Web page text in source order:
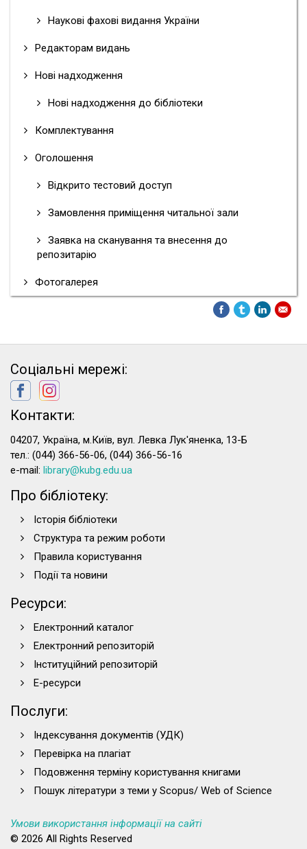
Наукові фахові видання України
Редакторам видань
Нові надходження
Нові надходження до бібліотеки
Комплектування
Оголошення
Відкрито тестовий доступ
Замовлення приміщення читальної зали
Заявка на сканування та внесення до
репозитарію
Фотогалерея
Соціальні мережі:
Контакти:
04207, Україна, м.Київ, вул. Левка Лук'яненка, 13-Б
тел.: (044) 366-56-06, (044) 366-56-16
e-mail: library@kubg.edu.ua
Про бібліотеку:
Історія бібліотеки
Структура та режим роботи
Правила користування
Події та новини
Ресурси:
Електронний каталог
Електронний репозиторій
Інституційний репозиторій
Е-ресурси
Послуги:
Індексування документів (УДК)
Перевірка на плагіат
Подовження терміну користування книгами
Пошук літератури з теми у Scopus/ Web of Science
Умови використання інформації на сайті
© 2026 All Rights Reserved